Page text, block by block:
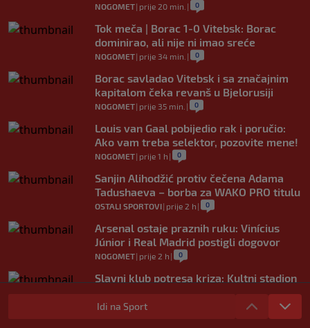
NOGOMET| prije 20 min. | 0
Tok meča | Borac 1-0 Vitebsk: Borac
dominirao, ali nije ni imao sreće
NOGOMET| prije 34 min. | 0
Borac savladao Vitebsk i sa značajnim
kapitalom čeka revanš u Bjelorusiji
NOGOMET| prije 35 min. | 0
Louis van Gaal pobijedio rak i poručio:
Ako vam treba selektor, pozovite mene!
NOGOMET| prije 1 h | 0
Sanjin Alihodžić protiv čečena Adama
Tadushaeva – borba za WAKO PRO titulu
OSTALI SPORTOVI| prije 2 h | 0
Arsenal ostaje praznih ruku: Vinícius
Júnior i Real Madrid postigli dogovor
NOGOMET| prije 2 h | 0
Slavni klub potresa kriza: Kultni stadion
u Italiji bit će prazan na početku sezone,
navijači objavili rat upravi
Idi na Sport